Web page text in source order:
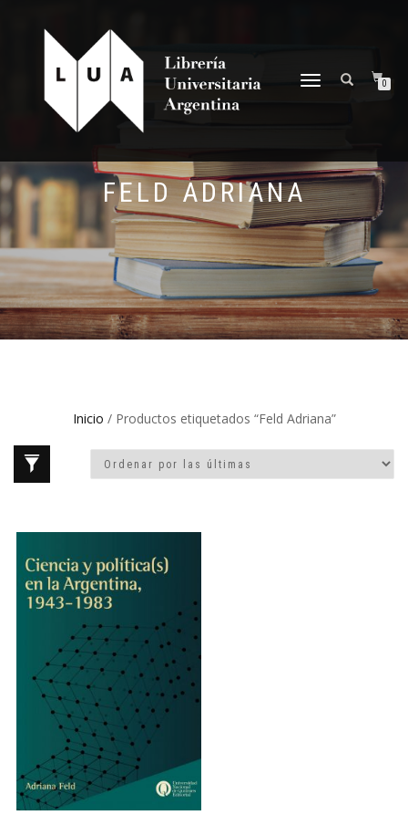
NAVEGACIÓN
0
FELD ADRIANA
Inicio / Productos etiquetados “Feld Adriana”